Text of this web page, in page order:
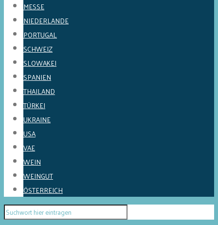
MESSE
NIEDERLANDE
PORTUGAL
SCHWEIZ
SLOWAKEI
SPANIEN
THAILAND
TÜRKEI
UKRAINE
USA
VAE
WEIN
WEINGUT
ÖSTERREICH